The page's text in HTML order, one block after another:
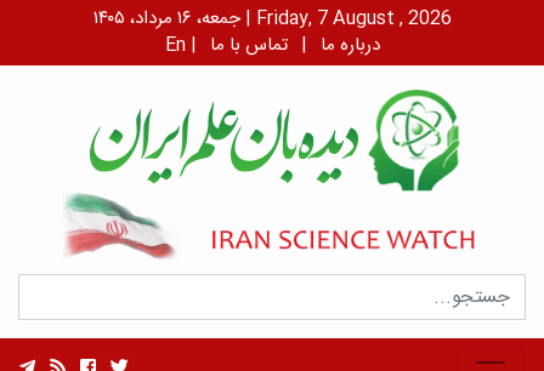
جمعه، ۱۶ مرداد، ۱۴۰۵ | Friday, 7 August , 2026
En | درباره ما | تماس با ما